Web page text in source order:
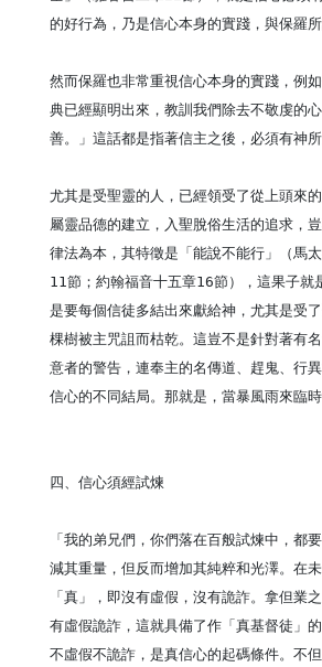
的好行為，乃是信心本身的實踐，與保羅
然而保羅也非常重視信心本身的實踐，例
典已經顯明出來，教訓我們除去不敬虔的
善。」這話都是指著信主之後，必須有神
尤其是受聖靈的人，已經領受了從上頭來
屬靈品德的建立，入聖脫俗生活的追求，
律法為本，其特徵是「能說不能行」（馬
11節；約翰福音十五章16節），這果子
是要每個信徒多結出來獻給神，尤其是受
棵樹被主咒詛而枯乾。這豈不是針對著有
意者的警告，連奉主的名傳道、趕鬼、行
信心的不同結局。那就是，當暴風雨來臨
四、信心須經試煉
「我的弟兄們，你們落在百般試煉中，
減其重量，但反而增加其純粹和光澤。在
「真」，即沒有虛假，沒有詭詐。拿但
有虛假詭詐，這就具備了作「真基督徒」
不虛假不詭詐，是真信心的起碼條件。不